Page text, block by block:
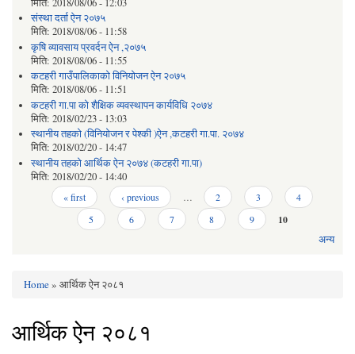
संस्था दर्ता ऐन २०७५
मिति: 2018/08/06 - 11:58
कृषि व्यावसाय प्रवर्दन ऐन ,२०७५
मिति: 2018/08/06 - 11:55
कटहरी गाउँपालिकाको विनियोजन ऐन २०७५
मिति: 2018/08/06 - 11:51
कटहरी गा.पा को शैक्षिक व्यवस्थापन कार्यविधि २०७४
मिति: 2018/02/23 - 13:03
स्थानीय तहको (विनियोजन र पेश्की )ऐन ,कटहरी गा.पा. २०७४
मिति: 2018/02/20 - 14:47
स्थानीय तहको आर्थिक ऐन २०७४ (कटहरी गा.पा)
मिति: 2018/02/20 - 14:40
Pages « first ‹ previous … 2 3
4
5
6 7 8 9
10
अन्य
Home» आर्थिक ऐन २०८१
आर्थिक ऐन २०८१